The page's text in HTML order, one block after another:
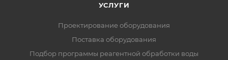
УСЛУГИ
Проектирование оборудования
Поставка оборудования
Подбор программы реагентной обработки воды